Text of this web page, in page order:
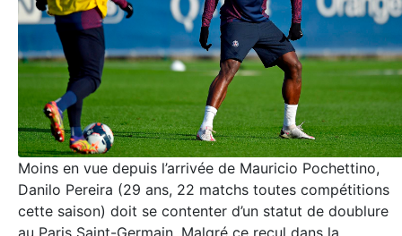
Moins en vue depuis l’arrivée de Mauricio Pochettino,
Danilo Pereira (29 ans, 22 matchs toutes compétitions
cette saison) doit se contenter d’un statut de doublure
au Paris Saint-Germain. Malgré ce recul dans la